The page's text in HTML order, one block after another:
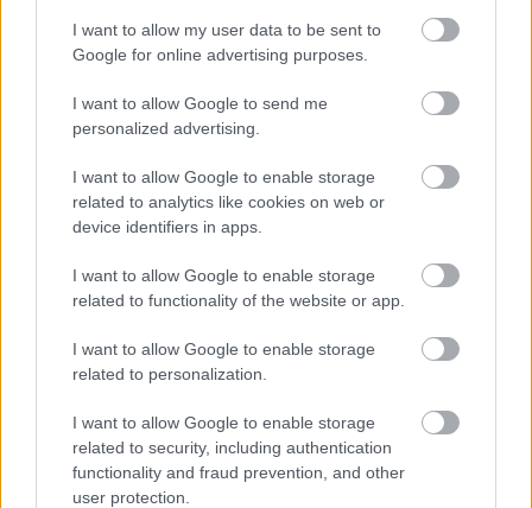
I want to allow my user data to be sent to
Google for online advertising purposes.
I want to allow Google to send me
personalized advertising.
I want to allow Google to enable storage
related to analytics like cookies on web or
device identifiers in apps.
I want to allow Google to enable storage
related to functionality of the website or app.
I want to allow Google to enable storage
related to personalization.
I want to allow Google to enable storage
related to security, including authentication
functionality and fraud prevention, and other
user protection.
Hozzászólások
Ingyen kipróbálható a Mortal
2026 július 8. 22:03